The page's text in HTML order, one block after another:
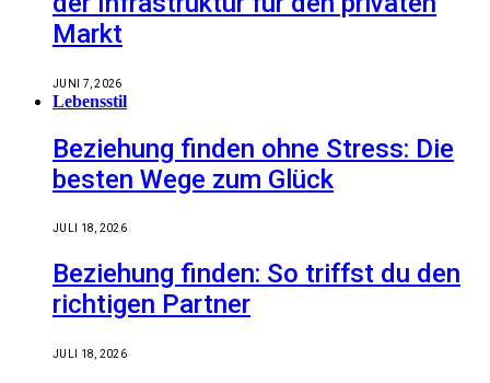
Markt
JUNI 7, 2026
Lebensstil
Beziehung finden ohne Stress: Die
besten Wege zum Glück
JULI 18, 2026
Beziehung finden: So triffst du den
richtigen Partner
JULI 18, 2026